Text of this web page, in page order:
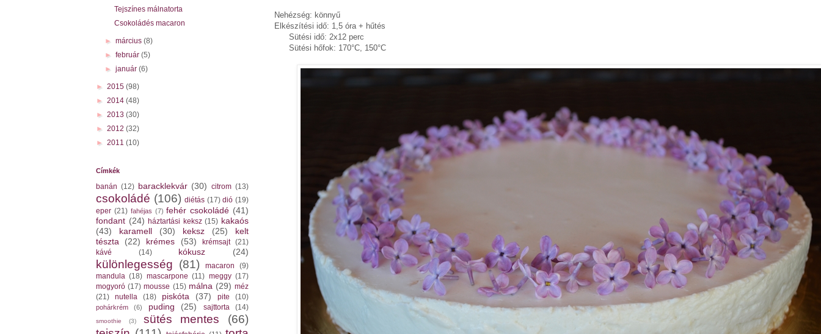
Nehézség: könnyű
Elkészítési idő: 1,5 óra + hűtés
Sütési idő: 2x12 perc
Sütési hőfok: 170°C, 150°C
Tejszínes málnatorta
Csokoládés macaron
►március(8)
►február(5)
►január(6)
► 2015 (98)
► 2014 (48)
► 2013 (30)
► 2012 (32)
► 2011 (10)
Címkék
banán (12) baracklekvár (30) citrom (13)
csokoládé (106) diétás (17) dió (19)
eper (21) fahéjas (7) fehér csokoládé (41)
fondant (24) háztartási keksz (15) kakaós
(43)
karamell (30) keksz (25)
kelt
tészta
(22) krémes (53) krémsajt (21)
kávé
(14) kókusz (24)
különlegesség (81) macaron
(9)
mandula (18) mascarpone (11) meggy (17)
mogyoró (17) mousse (15) málna (29) méz
(21)
nutella (18) piskóta (37) pite (10)
pohárkrém (6) puding (25) sajttorta (14)
smoothie (3) sütés mentes
(66)